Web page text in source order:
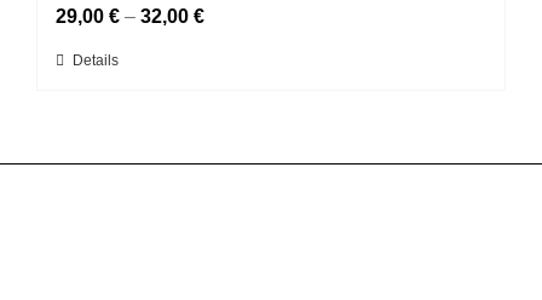
Optionen
auf
gewählt
29,00 € – 32,00 €
Dieses
Details